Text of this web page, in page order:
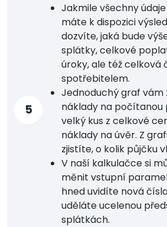
5
Jakmile všechny
máte k dispozici
dozvíte, jaká bude
splátky, celkové
úroky, ale též celková
spotřebitelem.
Jednoduchý graf vám
náklady na počítanou
velký kus z celkové
náklady na úvěr. Z
zjistíte, o kolik půjčku
V naší kalkulačce si
měnit vstupní
hned uvidíte nová
uděláte ucelenou
splátkách.